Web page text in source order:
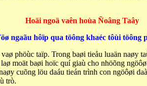
Hoäi ngoä vaên hoùa Ñoâng Taây
ngaãu hôïp qua töông khaéc tôùi töông
phöùc taïp. Trong baøi tieåu luaän
moät baøi hoïc quí giaù cho nhöõng
cuõng löu daáu tieán trình con ngöôøi
trò.